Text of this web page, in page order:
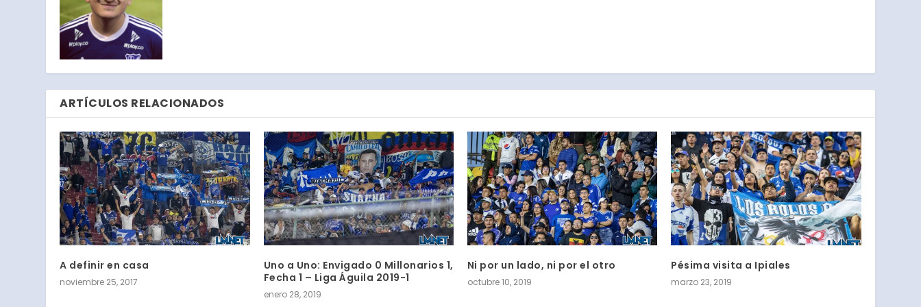
ARTÍCULOS RELACIONADOS
A definir en casa
noviembre 25, 2017
Uno a Uno: Envigado 0 Millonarios 1,
Fecha 1 – Liga Águila 2019-1
enero 28, 2019
Ni por un lado, ni por el otro
octubre 10, 2019
Pésima visita a Ipiales
marzo 23, 2019